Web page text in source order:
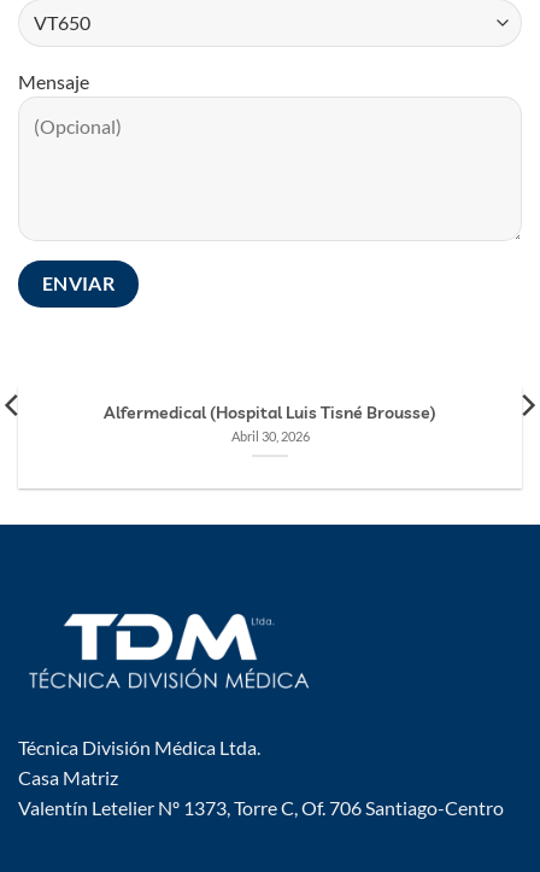
Mensaje
Alfermedical (Hospital Luis Tisné Brousse)
Abril 30, 2026
Técnica División Médica Ltda.
Casa Matriz
Valentín Letelier Nº 1373, Torre C, Of. 706 Santiago-Centro